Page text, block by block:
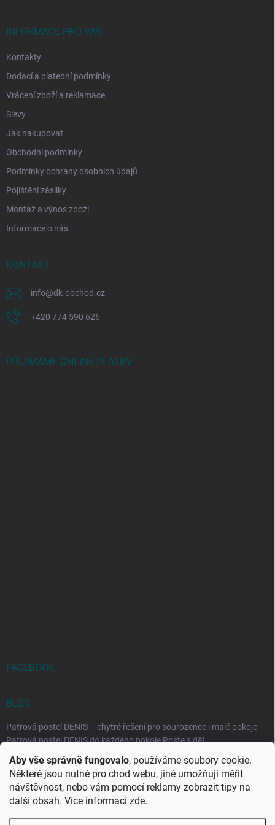
Aby vše správně fungovalo, používáme soubory cookie.
Některé jsou nutné pro chod webu, jiné umožňují měřit
návštěvnost, nebo vám pomocí reklamy zobrazit tipy na
další obsah. Více informací zde.
INFORMACE PRO VÁS
Kontakty
Dodací a platební podmínky
Vrácení zboží a reklamace
Slevy
Jak nakupovat
Obchodní podmínky
Podmínky ochrany osobních údajů
Pojištění zásilky
Montáž a výnos zboží
Informace o nás
KONTAKT
info@dk-obchod.cz
+420 774 590 626
PŘIJÍMÁME ONLINE PLATBY
FACEBOOK
BLOG
Patrová postel DENIS – chytré řešení pro sourozence i malé pokoje
Patrová postel DENIS do každého pokoje Roste s dět...
Rozkládací postele RELAX – ideální řešení pro malé prostory i
každodenní spaní
Rozkládací postel, která se přizpůsobí vašemu živo...